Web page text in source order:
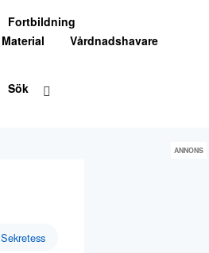
Fortbildning
Material
Vårdnadshavare
Sök
Sekretess
ANNONS